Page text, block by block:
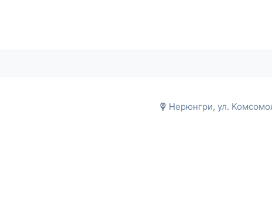
Нерюнгри, ул.